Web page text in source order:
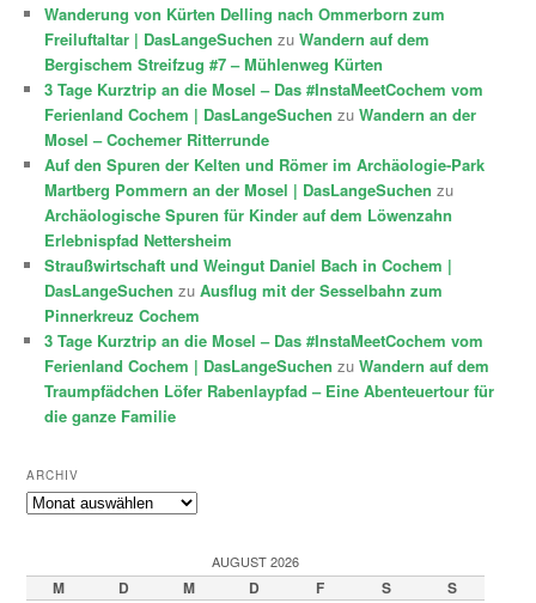
Wanderung von Kürten Delling nach Ommerborn zum
Freiluftaltar | DasLangeSuchen zuWandern auf dem
Bergischem Streifzug #7 – Mühlenweg Kürten
3 Tage Kurztrip an die Mosel – Das #InstaMeetCochem vom
Ferienland Cochem | DasLangeSuchen zuWandern an der
Mosel – Cochemer Ritterrunde
Auf den Spuren der Kelten und Römer im Archäologie-Park
Martberg Pommern an der Mosel | DasLangeSuchen zu
Archäologische Spuren für Kinder auf dem Löwenzahn
Erlebnispfad Nettersheim
Straußwirtschaft und Weingut Daniel Bach in Cochem |
DasLangeSuchen zuAusflug mit der Sesselbahn zum
Pinnerkreuz Cochem
3 Tage Kurztrip an die Mosel – Das #InstaMeetCochem vom
Ferienland Cochem | DasLangeSuchen zuWandern auf dem
Traumpfädchen Löfer Rabenlaypfad – Eine Abenteuertour für
die ganze Familie
ARCHIV
Archiv
AUGUST 2026
M D M D F S S